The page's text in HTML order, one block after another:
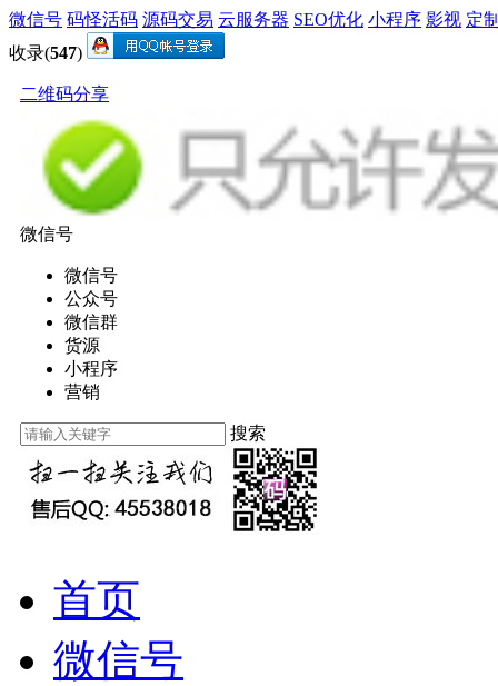
微信号 码怪活码 源码交易 云服务器 SEO优化 小程序 影视 定
收录(547)
二维码分享
微信号
微信号
公众号
微信群
货源
小程序
营销
搜索
首页
微信号